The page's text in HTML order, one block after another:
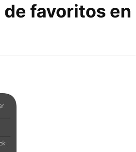
favoritos en